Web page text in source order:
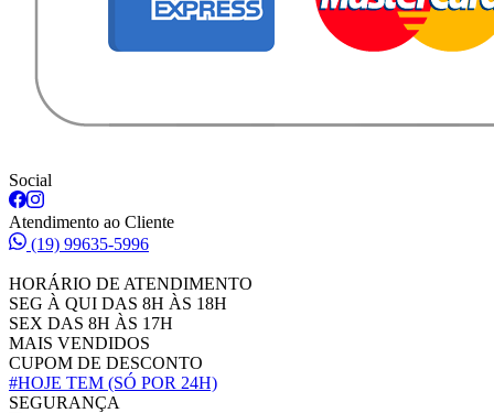
Social
Atendimento ao Cliente
(19) 99635-5996
HORÁRIO DE ATENDIMENTO
SEG À QUI DAS 8H ÀS 18H
SEX DAS 8H ÀS 17H
MAIS VENDIDOS
CUPOM DE DESCONTO
#HOJE TEM (SÓ POR 24H)
SEGURANÇA